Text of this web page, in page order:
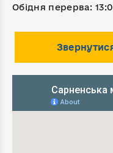
Обідня перерва: